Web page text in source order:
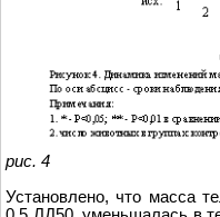
рис. 4
Установлено, что масса